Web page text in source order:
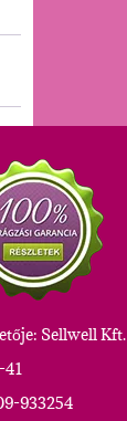
Sellwell Kft.
41
933254